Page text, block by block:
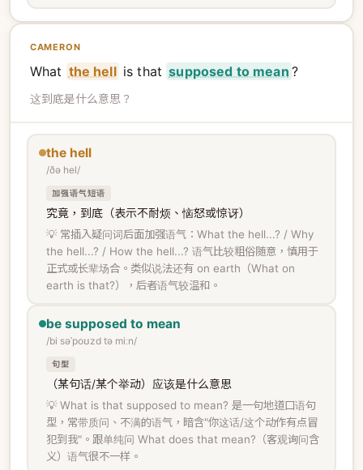
CAMERON
What the hell is that supposed to mean ?
这到底是什么意思？
the hell
/ðə hel/
加强语气短语
究竟，到底（表示不耐烦、恼怒或惊讶）
💡 常插入疑问词后面加强语气：What the hell...? / Why
the hell...? / How the hell...? 语气比较粗俗随意，慎用于
正式或长辈场合。类似说法还有 on earth（What on
earth is that?），后者语气较温和。
be supposed to mean
/bi səˈpoʊzd tə miːn/
句型
（某句话/某个举动）应该是什么意思
💡 What is that supposed to mean? 是一句地道口语句
型，常带质问、不满的语气，暗含"你这话/这个动作有点冒
犯到我"。跟单纯问 What does that mean?（客观询问含
义）语气很不一样。